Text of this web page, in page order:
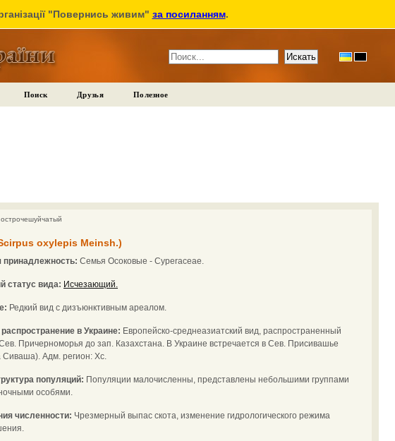
"Повернись живим" за посиланням.
Поиск Друзья Полезное
oxylepis Meinsh.)
принадлежность: Семья Осоковые - Cyperaceae.
статус вида: Исчезающий.
Редкий вид с дизъюнктивным ареалом.
в Украине: Европейско-среднеазиатский вид, распространенный
Причерноморья до зап. Казахстана. В Украине встречается в Сев. Присивашье
Сиваша). Адм. регион: Хс.
популяций: Популяции малочисленны, представлены небольшими группами
особями.
численности: Чрезмерный выпас скота, изменение гидрологического режима